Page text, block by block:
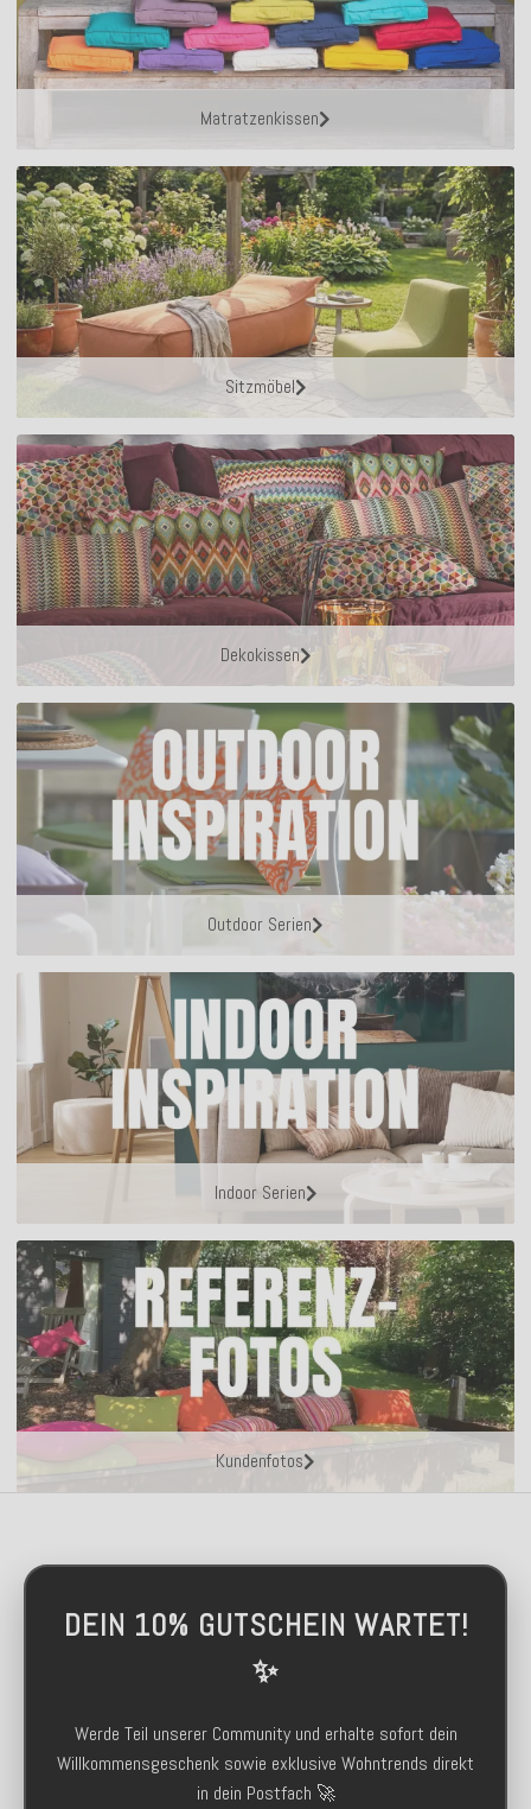
Matratzenkissen
Sitzmöbel
Dekokissen
Outdoor Serien
Indoor Serien
Kundenfotos
DEIN 10% GUTSCHEIN WARTET!
✨
Werde Teil unserer Community und erhalte sofort dein
Willkommensgeschenk sowie exklusive Wohntrends direkt
in dein Postfach 🚀